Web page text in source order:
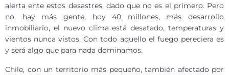
alerta ente estos desastres, dado que no es el primero. Pero
no, hay más gente, hoy 40 millones, más desarrollo
inmobiliario, el nuevo clima está desatado, temperaturas y
vientos nunca vistos. Con todo aquello el fuego pereciera es
y será algo que para nada dominamos.
Chile, con un territorio más pequeño, también afectado por